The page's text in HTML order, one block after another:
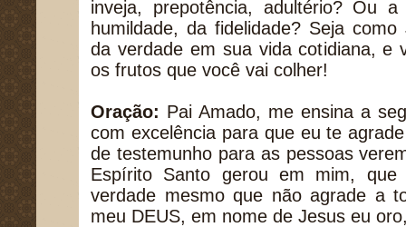
inveja, prepotência, adultério? Ou
humildade, da fidelidade? Seja
da verdade em sua vida cotidiana, e
os frutos que você vai colher!
Oração: Pai Amado, me ensina a
com excelência para que eu te
de testemunho para as pessoas
Espírito Santo gerou em mim,
verdade mesmo que não agrade a
meu DEUS, em nome de Jesus eu